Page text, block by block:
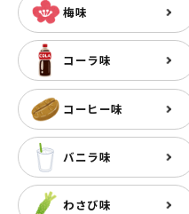
梅味
コーラ味
コーヒー味
バニラ味
わさび味